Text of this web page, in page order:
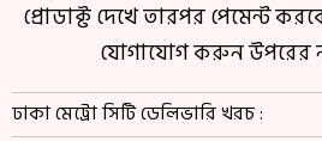
প্রোডাক্ট দেখে তারপর পেমেন্ট
যোগাযোগ করুন উপরের
ঢাকা মেট্রো সিটি ডেলিভারি খরচ :